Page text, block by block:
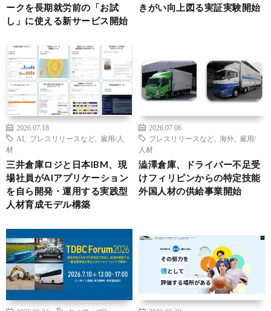
ークを長期就労前の「お試
し」に使える新サービス開始
きがい向上図る実証実験開始
2026.07.18
AI
プレスリリースなど
雇用/人
材
三井倉庫ロジと日本IBM、現
場社員がAIアプリケーション
を自ら開発・運用する実践型
人材育成モデル構築
2026.07.06
プレスリリースなど
海外
雇用/
人材
澁澤倉庫、ドライバー不足受
けフィリピンからの特定技能
外国人材の供給事業開始